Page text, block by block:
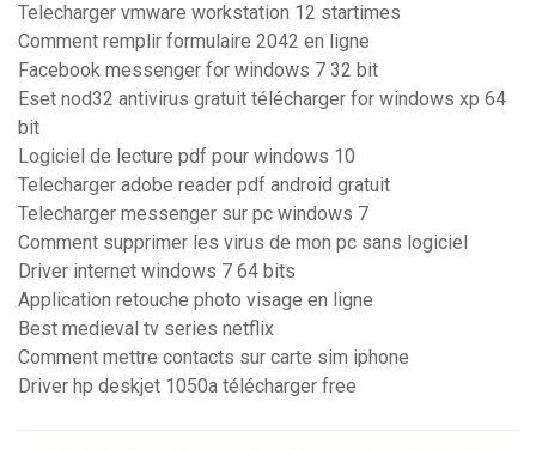
Telecharger vmware workstation 12 startimes
Comment remplir formulaire 2042 en ligne
Facebook messenger for windows 7 32 bit
Eset nod32 antivirus gratuit télécharger for windows xp 64
bit
Logiciel de lecture pdf pour windows 10
Telecharger adobe reader pdf android gratuit
Telecharger messenger sur pc windows 7
Comment supprimer les virus de mon pc sans logiciel
Driver internet windows 7 64 bits
Application retouche photo visage en ligne
Best medieval tv series netflix
Comment mettre contacts sur carte sim iphone
Driver hp deskjet 1050a télécharger free